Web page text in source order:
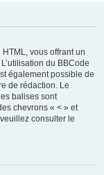
vous offrant un
du BBCode
également possible de
de rédaction. Le
balises sont
chevrons « < » et
consulter le